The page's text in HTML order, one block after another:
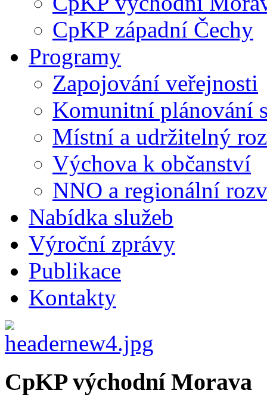
CpKP západní Čechy
Programy
Zapojování veřejnosti
Komunitní plánování
Místní a udržitelný
Výchova k občanství
NNO a regionální
Nabídka služeb
Výroční zprávy
Publikace
Kontakty
CpKP východní Morava